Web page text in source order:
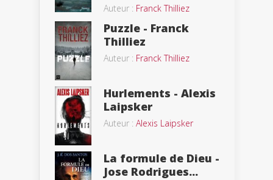
Auteur : Franck Thilliez
Puzzle - Franck
Thilliez
Auteur : Franck Thilliez
Hurlements - Alexis
Laipsker
Auteur : Alexis Laipsker
La formule de Dieu -
Jose Rodrigues...